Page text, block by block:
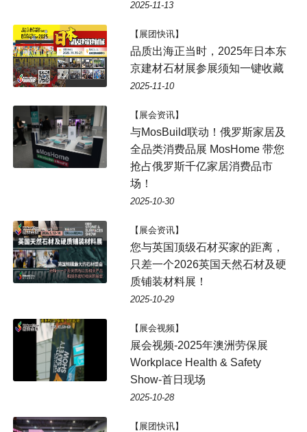
2025-11-13
【展团快讯】
品质出海正当时，2025年日本东
京建材石材展参展须知一键收藏
2025-11-10
【展会资讯】
与MosBuild联动！俄罗斯家居及
全品类消费品展 MosHome 带您
抢占俄罗斯千亿家居消费品市
场！
2025-10-30
【展会资讯】
您与英国顶级石材买家的距离，
只差一个2026英国天然石材及硬
质铺装材料展！
2025-10-29
【展会视频】
展会视频-2025年澳洲劳保展
Workplace Health & Safety
Show-首日现场
2025-10-28
【展团快讯】